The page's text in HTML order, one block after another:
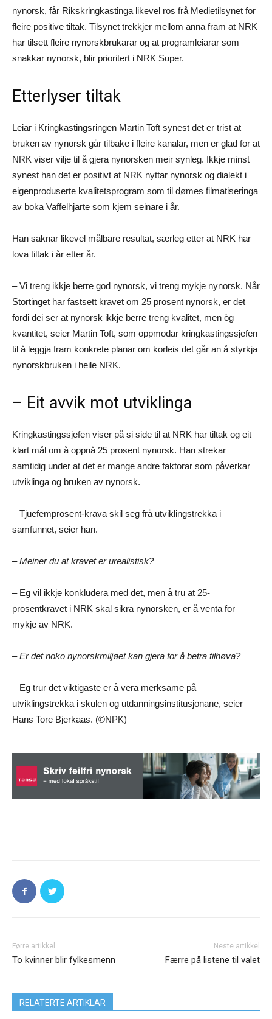
nynorsk, får Rikskringkastinga likevel ros frå Medietilsynet for
fleire positive tiltak. Tilsynet trekkjer mellom anna fram at NRK
har tilsett fleire nynorskbrukarar og at programleiarar som
snakkar nynorsk, blir prioritert i NRK Super.
Etterlyser tiltak
Leiar i Kringkastingsringen Martin Toft synest det er trist at
bruken av nynorsk går tilbake i fleire kanalar, men er glad for at
NRK viser vilje til å gjera nynorsken meir synleg. Ikkje minst
synest han det er positivt at NRK nyttar nynorsk og dialekt i
eigenproduserte kvalitetsprogram som til dømes filmatiseringa
av boka Vaffelhjarte som kjem seinare i år.
Han saknar likevel målbare resultat, særleg etter at NRK har
lova tiltak i år etter år.
– Vi treng ikkje berre god nynorsk, vi treng mykje nynorsk. Når
Stortinget har fastsett kravet om 25 prosent nynorsk, er det
fordi dei ser at nynorsk ikkje berre treng kvalitet, men òg
kvantitet, seier Martin Toft, som oppmodar kringkastingssjefen
til å leggja fram konkrete planar om korleis det går an å styrkja
nynorskbruken i heile NRK.
– Eit avvik mot utviklinga
Kringkastingssjefen viser på si side til at NRK har tiltak og eit
klart mål om å oppnå 25 prosent nynorsk. Han strekar
samtidig under at det er mange andre faktorar som påverkar
utviklinga og bruken av nynorsk.
– Tjuefemprosent-krava skil seg frå utviklingstrekka i
samfunnet, seier han.
– Meiner du at kravet er urealistisk?
– Eg vil ikkje konkludera med det, men å tru at 25-
prosentkravet i NRK skal sikra nynorsken, er å venta for
mykje av NRK.
– Er det noko nynorskmiljøet kan gjera for å betra tilhøva?
– Eg trur det viktigaste er å vera merksame på
utviklingstrekka i skulen og utdanningsinstitusjonane, seier
Hans Tore Bjerkaas. (©NPK)
Førre artikkel
To kvinner blir fylkesmenn
Neste artikkel
Færre på listene til valet
RELATERTE ARTIKLAR